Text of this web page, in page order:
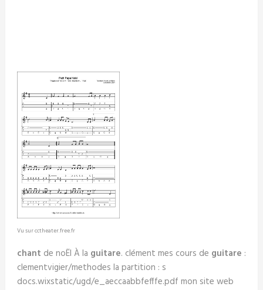
Vu sur cctheater.free.fr
chant de noËl À la guitare. clément mes cours de guitare :
clementvigier/methodes la partition : s
docs.wixstatic/ugd/e_aeccaabbfefffe.pdf mon site web